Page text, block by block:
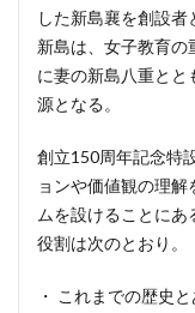
した新島襄を創設
新島は、女子教育
に妻の新島八重とと
源となる。
創立150周年記念特
ョンや価値観の理
ムを設けることに
役割は次のとおり。
・ これまでの歴史